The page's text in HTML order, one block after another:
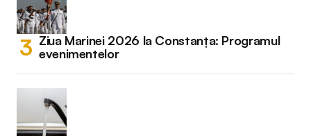
Ziua Marinei 2026 la Constanța: Programul
evenimentelor